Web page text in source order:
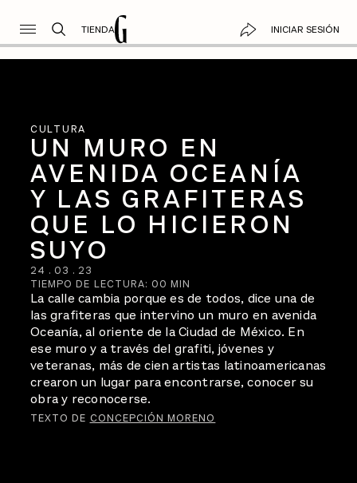
TIENDA INICIAR SESIÓN
CULTURA
UN MURO EN
AVENIDA OCEANÍA
Y LAS GRAFITERAS
QUE LO HICIERON
SUYO
24 . 03 . 23
TIEMPO DE LECTURA: 00 MIN
La calle cambia porque es de todos, dice una de
las grafiteras que intervino un muro en avenida
Oceanía, al oriente de la Ciudad de México. En
ese muro y a través del grafiti, jóvenes y
veteranas, más de cien artistas latinoamericanas
crearon un lugar para encontrarse, conocer su
obra y reconocerse.
TEXTO DE CONCEPCIÓN MORENO